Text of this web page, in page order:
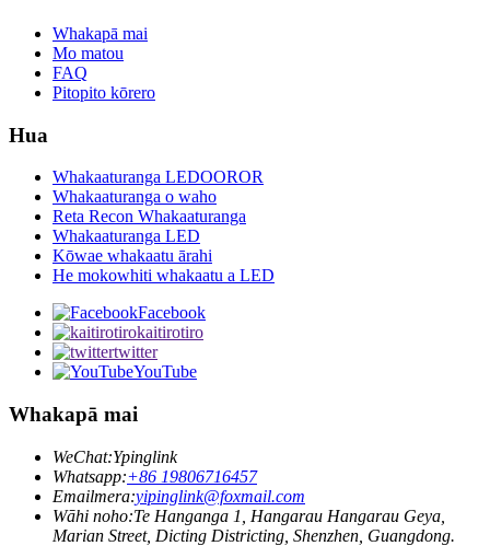
Whakapā mai
Mo matou
FAQ
Pitopito kōrero
Hua
Whakaaturanga LEDOOROR
Whakaaturanga o waho
Reta Recon Whakaaturanga
Whakaaturanga LED
Kōwae whakaatu ārahi
He mokowhiti whakaatu a LED
Facebook
kaitirotiro
twitter
YouTube
Whakapā mai
WeChat:Ypinglink
Whatsapp:+86 19806716457
Emailmera:yipinglink@foxmail.com
Wāhi noho:Te Hanganga 1, Hangarau Hangarau Geya,
Marian Street, Dicting Districting, Shenzhen, Guangdong.